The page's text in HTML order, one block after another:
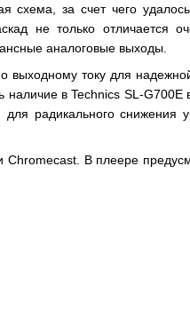
схема, за счет чего
не только отличается
аналоговые выходы.
выходному току для
в Technics SL-G700E
радикального снижения
Chromecast. В плеере